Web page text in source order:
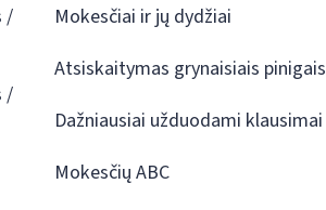
/
/
Mokesčiai ir jų dydžiai
Atsiskaitymas grynaisiais pinigais
Dažniausiai užduodami klausimai
Mokesčių ABC